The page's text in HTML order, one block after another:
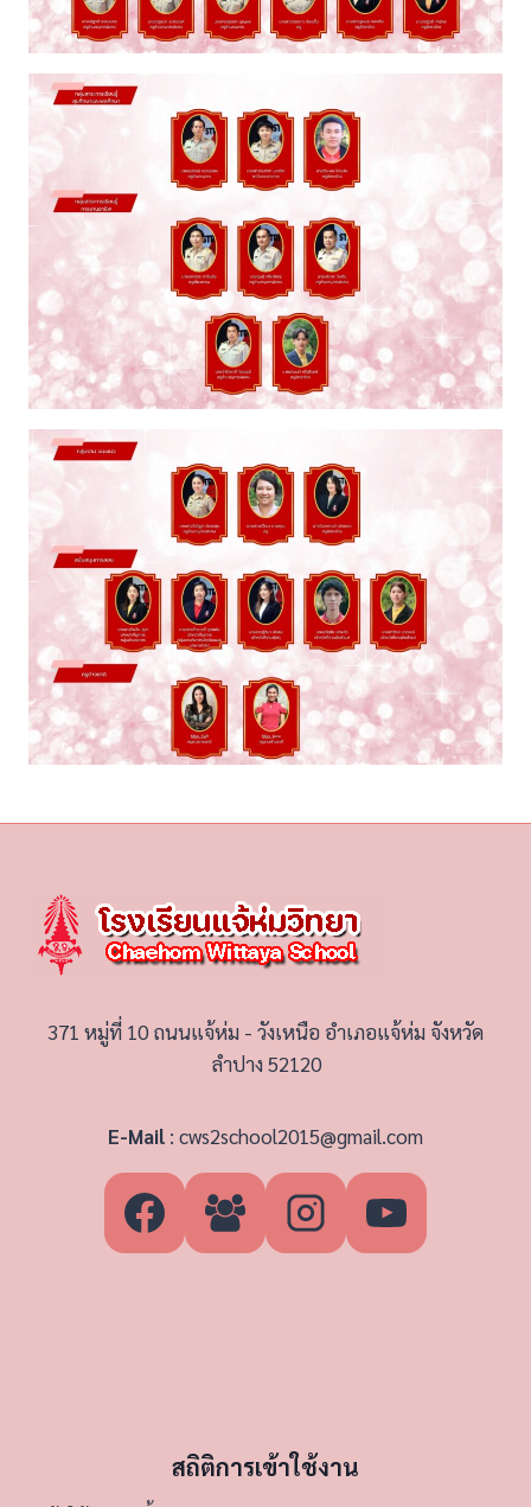
371 หมู่ที่ 10 ถนนแจ้ห่ม - วังเหนือ อำเภอแจ้ห่ม จังหวัด
ลำปาง 52120
E-Mail : cws2school2015@gmail.com
สถิติการเข้าใช้งาน